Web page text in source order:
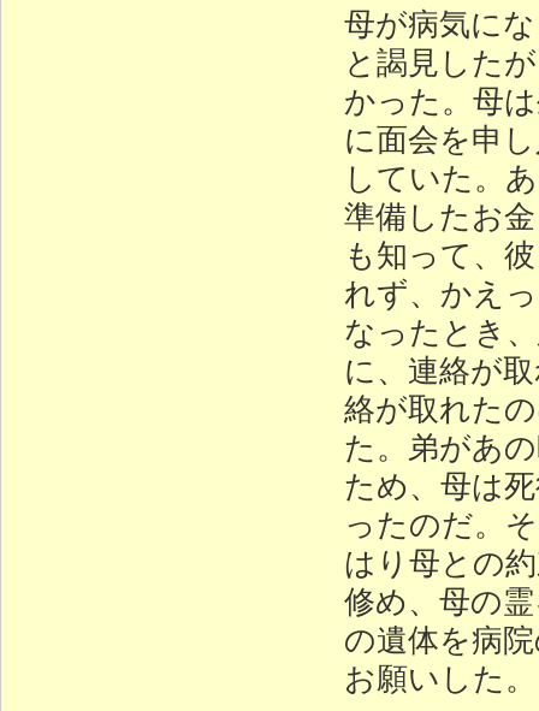
母が病気に
と謁見した
かった。母
に面会を申
していた。
準備したお
も知って、
れず、かえ
なったとき
に、連絡が
絡が取れた
た。弟があ
ため、母は
ったのだ。
はり母との
修め、母の
の遺体を病
お願いした。